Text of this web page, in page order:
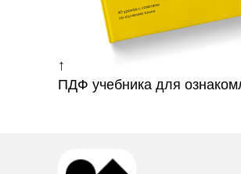
ПДФ учебника для
↑